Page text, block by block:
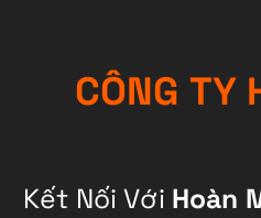
CÔNG TY
Kết Nối Với Hoàn